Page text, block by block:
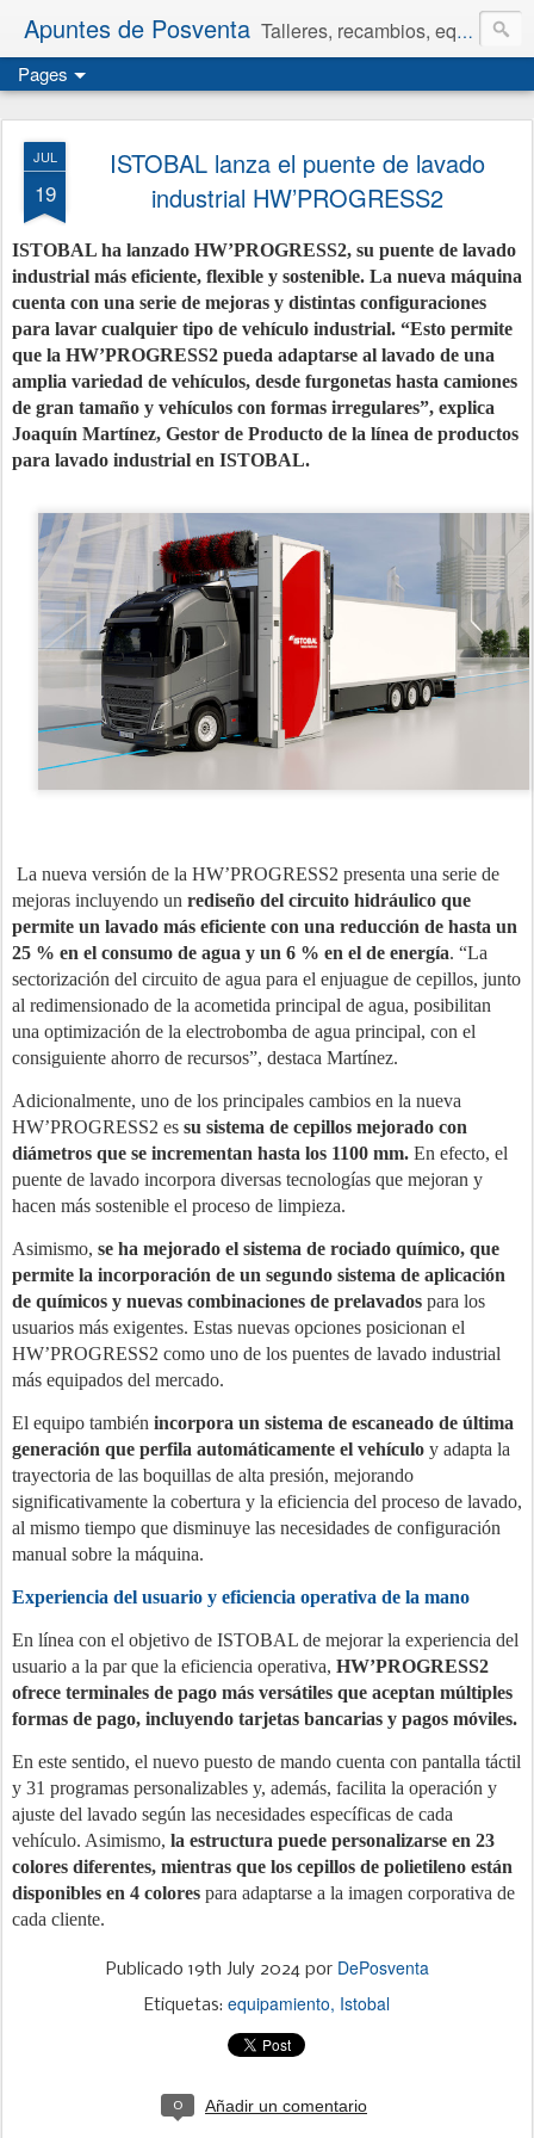
Apuntes de Posventa Talleres, recambios, equipamiento y neumáticos.
Pages
JUL
19
ISTOBAL lanza el puente de lavado
industrial HW’PROGRESS2
ISTOBAL ha lanzado HW’PROGRESS2, su puente de lavado
industrial más eficiente, flexible y sostenible. La nueva máquina
cuenta con una serie de mejoras y distintas configuraciones
para lavar cualquier tipo de vehículo industrial. “Esto permite
que la HW’PROGRESS2 pueda adaptarse al lavado de una
amplia variedad de vehículos, desde furgonetas hasta camiones
de gran tamaño y vehículos con formas irregulares”, explica
Joaquín Martínez, Gestor de Producto de la línea de productos
para lavado industrial en ISTOBAL.
La nueva versión de la HW’PROGRESS2 presenta una serie de
mejoras incluyendo un rediseño del circuito hidráulico que
permite un lavado más eficiente con una reducción de hasta un
25 % en el consumo de agua y un 6 % en el de energía. “La
sectorización del circuito de agua para el enjuague de cepillos, junto
al redimensionado de la acometida principal de agua, posibilitan
una optimización de la electrobomba de agua principal, con el
consiguiente ahorro de recursos”, destaca Martínez.
Adicionalmente, uno de los principales cambios en la nueva
HW’PROGRESS2 es su sistema de cepillos mejorado con
diámetros que se incrementan hasta los 1100 mm. En efecto, el
puente de lavado incorpora diversas tecnologías que mejoran y
hacen más sostenible el proceso de limpieza.
Asimismo, se ha mejorado el sistema de rociado químico, que
permite la incorporación de un segundo sistema de aplicación
de químicos y nuevas combinaciones de prelavados para los
usuarios más exigentes. Estas nuevas opciones posicionan el
HW’PROGRESS2 como uno de los puentes de lavado industrial
más equipados del mercado.
El equipo también incorpora un sistema de escaneado de última
generación que perfila automáticamente el vehículo y adapta la
trayectoria de las boquillas de alta presión, mejorando
significativamente la cobertura y la eficiencia del proceso de lavado,
al mismo tiempo que disminuye las necesidades de configuración
manual sobre la máquina.
Experiencia del usuario y eficiencia operativa de la mano
En línea con el objetivo de ISTOBAL de mejorar la experiencia del
usuario a la par que la eficiencia operativa, HW’PROGRESS2
ofrece terminales de pago más versátiles que aceptan múltiples
formas de pago, incluyendo tarjetas bancarias y pagos móviles.
En este sentido, el nuevo puesto de mando cuenta con pantalla táctil
y 31 programas personalizables y, además, facilita la operación y
ajuste del lavado según las necesidades específicas de cada
vehículo. Asimismo, la estructura puede personalizarse en 23
colores diferentes, mientras que los cepillos de polietileno están
disponibles en 4 colores para adaptarse a la imagen corporativa de
cada cliente.
Publicado 19th July 2024por DePosventa
Etiquetas: equipamiento Istobal
0 Añadir un comentario